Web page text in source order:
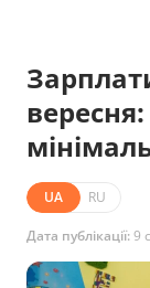
UA RU
Дата публікації:9